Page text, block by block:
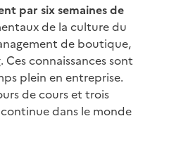
par six semaines de
de la culture du
de boutique,
connaissances sont
plein en entreprise.
de cours et trois
dans le monde